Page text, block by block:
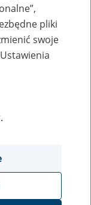
pliki
swoje